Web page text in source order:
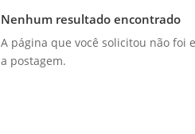
Nenhum resultado encontrado
A página que você solicitou não foi
a postagem.